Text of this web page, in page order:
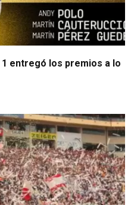
entregó los premios a lo